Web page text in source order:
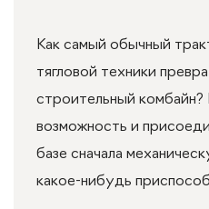
Как самый обычный
тягловой техники
строительный комбайн?
возможность и
базе сначала
какое-нибудь